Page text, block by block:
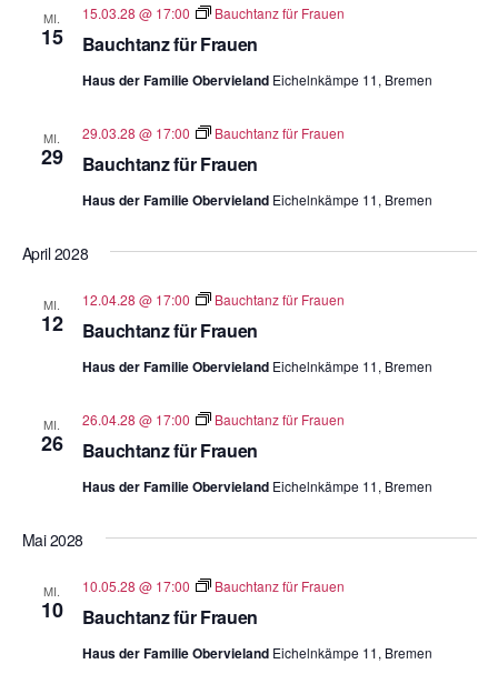
MI.
15 Bauchtanz für Frauen
15.03.28 @ 17:00 Bauchtanz für Frauen
Haus der Familie Obervieland Eichelnkämpe 11, Bremen
MI.
29 Bauchtanz für Frauen
29.03.28 @ 17:00 Bauchtanz für Frauen
Haus der Familie Obervieland Eichelnkämpe 11, Bremen
April 2028
MI.
12 Bauchtanz für Frauen
12.04.28 @ 17:00 Bauchtanz für Frauen
Haus der Familie Obervieland Eichelnkämpe 11, Bremen
MI.
26 Bauchtanz für Frauen
26.04.28 @ 17:00 Bauchtanz für Frauen
Haus der Familie Obervieland Eichelnkämpe 11, Bremen
Mai 2028
MI.
10 Bauchtanz für Frauen
10.05.28 @ 17:00 Bauchtanz für Frauen
Haus der Familie Obervieland Eichelnkämpe 11, Bremen